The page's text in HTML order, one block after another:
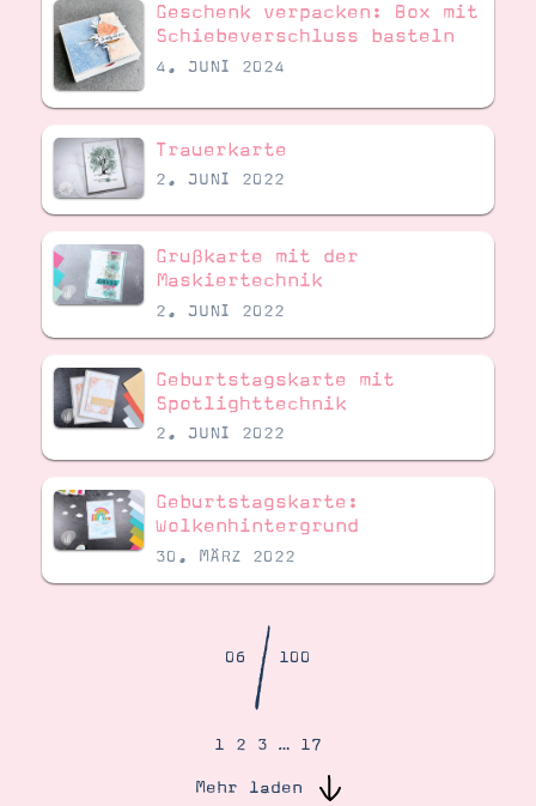
Angebote
Demonstrator werden
Gutscheine
Produkte erklärt
Über mich
Über Stampin’ Up!
Tipps & Tricks
Ordnungstipps
Datenschutz
Geschenk verpacken: Box mit
Schiebeverschluss basteln
4. JUNI 2024
Trauerkarte
2. JUNI 2022
Grußkarte mit der
Maskiertechnik
2. JUNI 2022
Geburtstagskarte mit
Spotlighttechnik
2. JUNI 2022
Geburtstagskarte:
Wolkenhintergrund
30. MÄRZ 2022
06/100
1 2 3 … 17
Mehr laden